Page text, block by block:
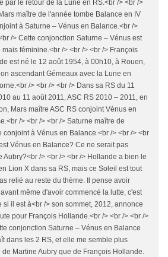
par le retour de la Lune en RS.<br /> <br />
maître de l'année tombe Balance en IV
à Saturne – Vénus en Balance.<br />
/> Cette conjonction Saturne – Vénus est
mais féminine.<br /> <br /> <br /> François
est né le 12 août 1954, à 00h10, à Rouen,
ascendant Gémeaux avec la Lune en
/> <br /> <br /> Dans sa RS du 11
au 11 août 2011, ASC RS 2010 – 2011, en
Mars maître ASC RS conjoint Vénus en
/> <br /> <br /> Saturne maître de
conjoint à Vénus en Balance.<br /> <br /> <br
Vénus en Balance? Ce ne serait pas
Aubry?<br /> <br /> <br /> Hollande a bien le
Lion X dans sa RS, mais ce Soleil est tout
relié au reste du thème. Il pense avoir
même d'avoir commencé la lutte, c'est
si il est à<br /> son sommet, 2012, annonce
pour François Hollande.<br /> <br /> <br />
conjonction Saturne – Vénus en Balance
dans les 2 RS, et elle me semble plus
de Martine Aubry que de François Hollande.